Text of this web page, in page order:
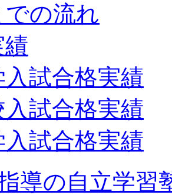
での流れ
入試合格実績
入試合格実績
入試合格実績
導の自立学習